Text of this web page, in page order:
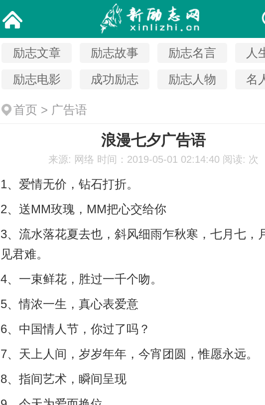
励志文章 励志故事 励志名言
人
励志电影
成功励志 励志人物 名
首页 > 广告语
浪漫七夕广告语
来源: 网络 时间：2019-05-01 02:14:40 阅读: 次
1、爱情无价，钻石打折。
2、送MM玫瑰，MM把心交给你
3、流水落花夏去也，斜风细雨乍秋寒，七月七，
见君难。
4、一束鲜花，胜过一千个吻。
5、情浓一生，真心表爱意
6、中国情人节，你过了吗？
7、天上人间，岁岁年年，今宵团圆，惟愿永远。
8、指间艺术，瞬间呈现